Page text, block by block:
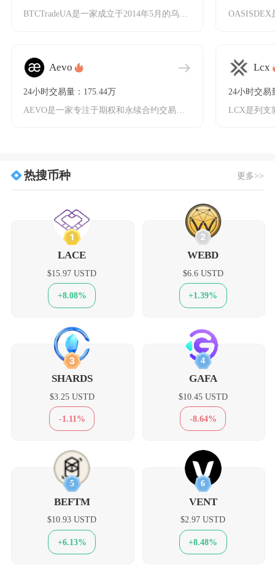
Aevo
24小时交易量：175.44万
Lcx
24小时交易
热搜币种 更多>>
1
LACE
$15.97 USTD
+8.08%
2
WEBD
$6.6 USTD
+1.39%
3
SHARDS
$3.25 USTD
-1.11%
4
GAFA
$10.45 USTD
-8.64%
5
BEFTM
$10.93 USTD
+6.13%
6
VENT
$2.97 USTD
+8.48%